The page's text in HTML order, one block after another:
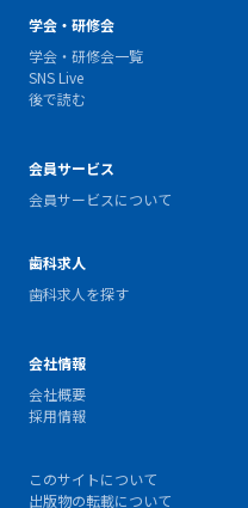
学会・研修会
学会・研修会一覧
SNS Live
後で読む
会員サービス
会員サービスについて
歯科求人
歯科求人を探す
会社情報
会社概要
採用情報
このサイトについて
出版物の転載について